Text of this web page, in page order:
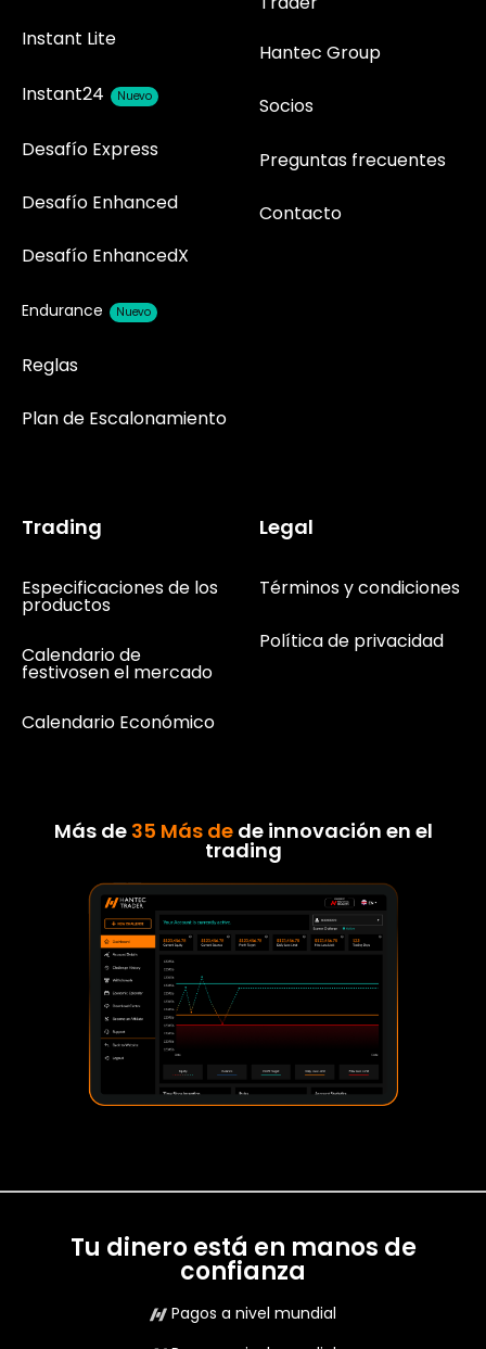
Instant Lite
Instant24 Nuevo
Desafío Express
Desafío Enhanced
Desafío EnhancedX
Endurance Nuevo
Reglas
Plan de Escalonamiento
Hantec Group
Socios
Preguntas frecuentes
Contacto
Trading
Especificaciones de los
productos
Calendario de
festivosen el mercado
Calendario Económico
Legal
Términos y condiciones
Política de privacidad
Más de 35 Más de de innovación en el
trading
Tu dinero está en manos de
confianza
Pagos a nivel mundial